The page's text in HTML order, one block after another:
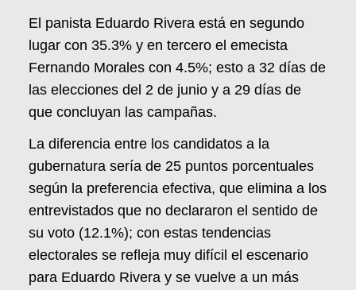
El panista Eduardo Rivera está en segundo
lugar con 35.3% y en tercero el emecista
Fernando Morales con 4.5%; esto a 32 días de
las elecciones del 2 de junio y a 29 días de
que concluyan las campañas.
La diferencia entre los candidatos a la
gubernatura sería de 25 puntos porcentuales
según la preferencia efectiva, que elimina a los
entrevistados que no declararon el sentido de
su voto (12.1%); con estas tendencias
electorales se refleja muy difícil el escenario
para Eduardo Rivera y se vuelve a un más